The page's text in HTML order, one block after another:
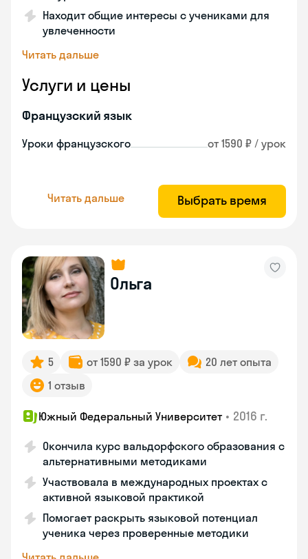
Находит общие интересы с учениками для
увлеченности
Читать дальше
Услуги и цены
Французский язык
Уроки французского от 1590 ₽ / урок
Читать дальше Выбрать время
Ольга
5 от 1590 ₽ за урок
20 лет опыта
1 отзыв
Южный Федеральный Университет • 2016 г.
Окончила курс вальдорфского образования с
альтернативными методиками
Участвовала в международных проектах с
активной языковой практикой
Помогает раскрыть языковой потенциал
ученика через проверенные методики